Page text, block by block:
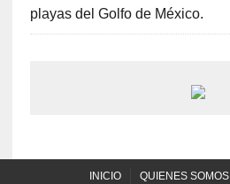
playas del Golfo de México.
INICIO QUIENES SOMOS